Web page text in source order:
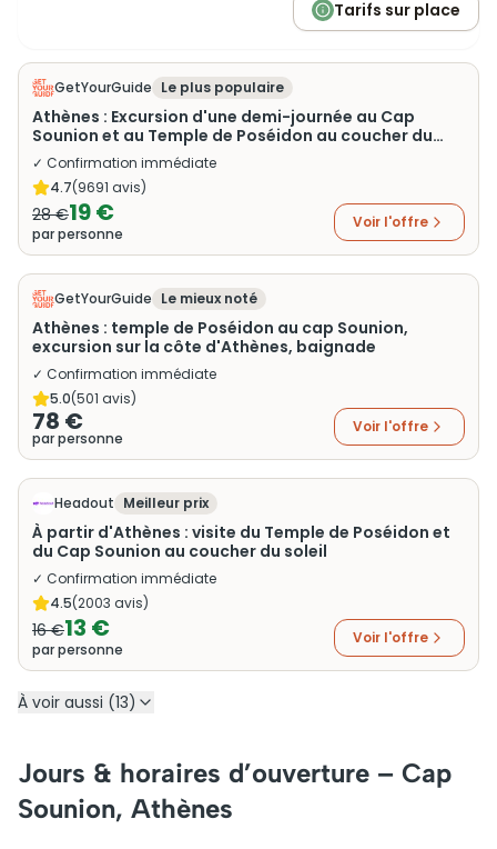
Tarifs sur place
GetYourGuide Le plus populaire
Athènes : Excursion d'une demi-journée au Cap
Sounion et au Temple de Poséidon au coucher du
soleil
✓ Confirmation immédiate
4.7(9691 avis)
28 €19 €
par personne
Voir l'offre
GetYourGuide Le mieux noté
Athènes : temple de Poséidon au cap Sounion,
excursion sur la côte d'Athènes, baignade
✓ Confirmation immédiate
5.0(501 avis)
78 €
par personne
Voir l'offre
Headout Meilleur prix
À partir d'Athènes : visite du Temple de Poséidon et
du Cap Sounion au coucher du soleil
✓ Confirmation immédiate
4.5(2003 avis)
16 €13 €
par personne
Voir l'offre
À voir aussi (13)
Jours & horaires d’ouverture – Cap
Sounion, Athènes